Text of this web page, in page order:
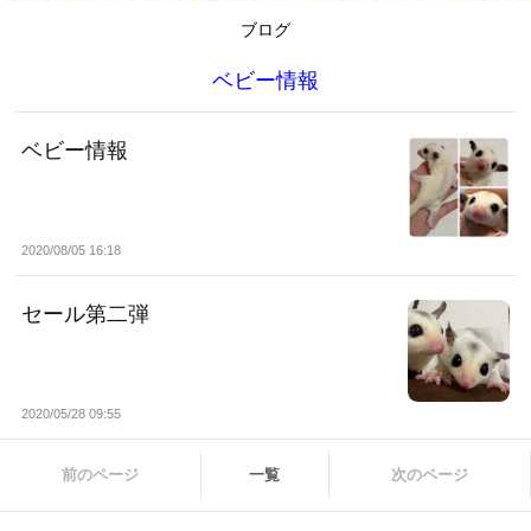
ブログ
ベビー情報
ベビー情報
2020/08/05 16:18
セール第二弾
2020/05/28 09:55
前のページ 一覧 次のページ